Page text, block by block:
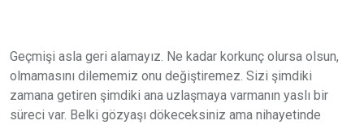
Geçmişi asla geri alamayız. Ne kadar korkunç olursa olsun,
olmamasını dilememiz onu değiştiremez. Sizi şimdiki
zamana getiren şimdiki ana uzlaşmaya varmanın yaslı bir
süreci var. Belki gözyaşı dökeceksiniz ama nihayetinde